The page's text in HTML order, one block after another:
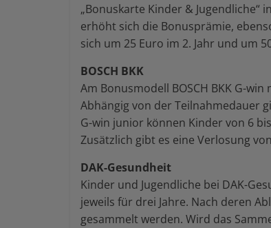
„Bonuskarte Kinder &
erhöht sich die Bonusprämie,
sich um 25 Euro im 2. Jahr und um
BOSCH BKK
Am Bonusmodell BOSCH BKK G-
Abhängig von der Teilnahmedauer
G-win junior können Kinder von 6
Zusätzlich gibt es eine Verlosung
DAK-Gesundheit
Kinder und Jugendliche bei DAK-
jeweils für drei Jahre. Nach deren
gesammelt werden. Wird das